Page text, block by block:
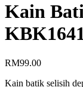
Kain
RM99.00
Kain batik selisih